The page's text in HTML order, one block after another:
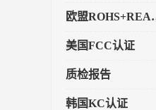
欧盟
美国FCC认证
质检报告
韩国KC认证